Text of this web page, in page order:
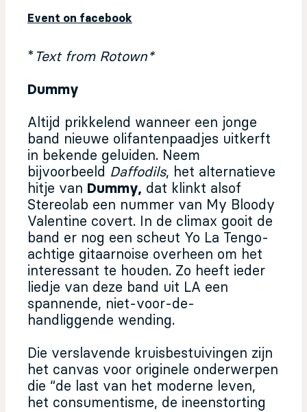
Event on facebook
* Text from Rotown*
Dummy
Altijd prikkelend wanneer een jonge
band nieuwe olifantenpaadjes uitkerft
in bekende geluiden. Neem
bijvoorbeeld Daffodils, het alternatieve
hitje van Dummy, dat klinkt alsof
Stereolab een nummer van My Bloody
Valentine covert. In de climax gooit de
band er nog een scheut Yo La Tengo-
achtige gitaarnoise overheen om het
interessant te houden. Zo heeft ieder
liedje van deze band uit LA een
spannende, niet-voor-de-
handliggende wending.
Die verslavende kruisbestuivingen zijn
het canvas voor originele onderwerpen
die “de last van het moderne leven,
het consumentisme, de ineenstorting